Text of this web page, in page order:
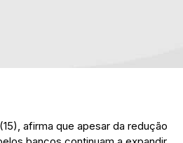
afirma que apesar da redução